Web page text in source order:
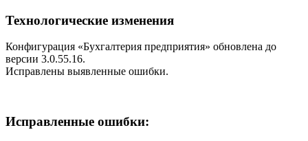
Технологические изменения
Конфигурация «Бухгалтерия предприятия» обновлена до
версии 3.0.55.16.
Исправлены выявленные ошибки.
Исправленные ошибки: